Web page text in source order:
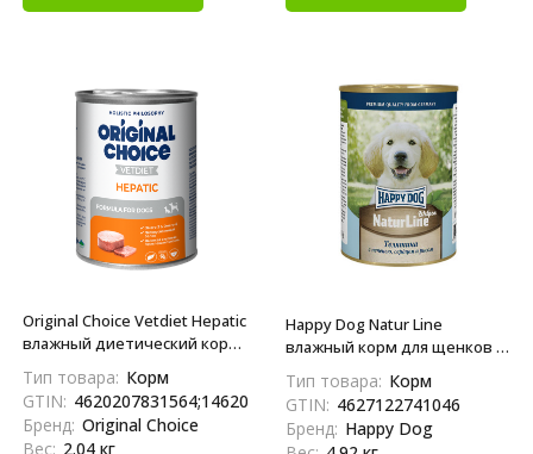
Original Choice Vetdiet Hepatic
влажный диетический корм
профилактика болезней
печени, в консервах - 340 г х
6 шт
Тип товара: Корм
GTIN: 4620207831564;14620207831561
Бренд: Original Choice
Вес: 2.04 кг
Happy Dog Natur Line
влажный корм для щенков с
сердцем - 410 г х 12 шт
Тип товара: Корм
GTIN: 4627122741046
Бренд: Happy Dog